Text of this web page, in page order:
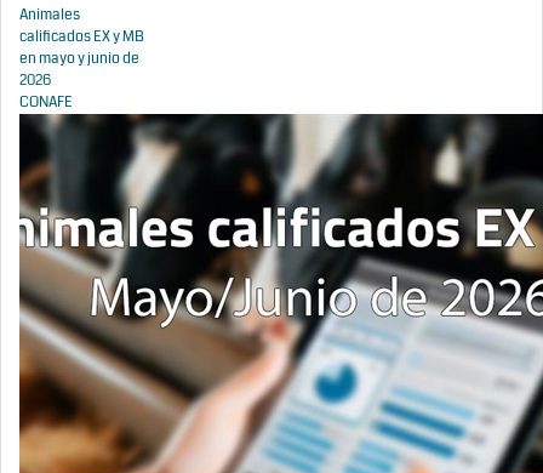
Animales
calificados EX y MB
en mayo y junio de
2026
CONAFE